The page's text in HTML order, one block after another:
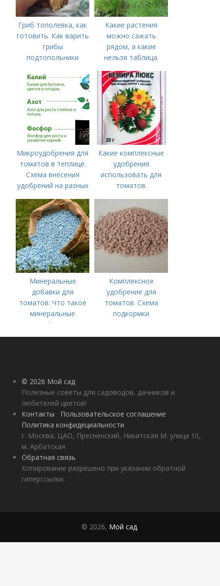
Гриб тополевка, как
готовить. Как варить
грибы
подтопольники
Какие растения
можно сажать
рядом, а какие
нельзя таблица.
Микроудобрения для
томатов в теплице.
Схема внесения
удобрений на разных
помидоров
Какие комплексные
удобрения
использовать для
томатов.
комплексные
удобрения для
помидор
Минеральные
добавки для
томатов. Что такое
минеральные
удобрения
Комплексное
удобрение для
томатов. Схема
подкормки
рассады до сбора
© 2026 Мой сад
Полезные советы для садоводов, дачников и
любителей цветов!
Контакты
Пользовательское соглашение
Политика конфидециальности
г. Москва, ЦАО, Пресненский, Никитская М. улица 10,
м. Арбатская
Обратная связь
Копирование разрешено при указании обратной
гиперссылки.
© 2026, Мой сад.